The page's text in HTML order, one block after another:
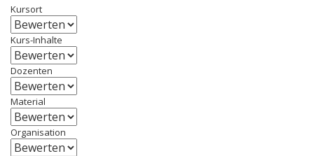
Kursort
Kurs-Inhalte
Dozenten
Material
Organisation